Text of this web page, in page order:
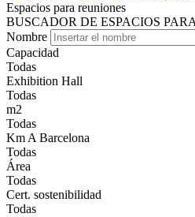
Espacios para reuniones
BUSCADOR DE ESPACIOS
Nombre
Capacidad
Todas
Exhibition Hall
Todas
m2
Todas
Km A Barcelona
Todas
Área
Todas
Cert. sostenibilidad
Todas